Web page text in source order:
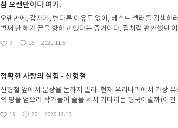
미 잃어버렸기에 더 갖고 싶은 것일까? 내가 외면해버린 불안, 고통, 우울, 슬픔을 부축하여 한발한발 내딛
는 시인 그래 내가 여기까지 온 것은 나의 겨드랑이를 거든 따뜻한 손들이 있었기 떄문일 수도 올해 봄, 최
고의 시집 - 조온윤 햇볕 쬐기 - 중심잡기 --- 매일 빠짐없이 햇볕 쬐기 근면하고 성실하기 버스에 승차할
로 인간을 위할 줄도 아는 것 혹은 자기희생 거기까지 가닿을 순 없더라도 --------- 눈을 떠보니 곁에는
참 오랜만이다 여기.
오랜만에, 갑자기, 별다른 이유도 없이, 베스트 셀러를 검색
벌써 한 해가 끝을 향하고 있다는 증거이다. 집처럼 편안했던 이 곳을 멀리 한 지 너무 오래되었다. 여전히 같은 일을 하면서 날
을 보내고 있지만, 가장 중요했던 일상을 잃어버렸다. 벌써 가을이다. 아니 가을이 한창이다. 또는 깊어가는 가을이다. 나뭇잎
을 보면 아름답다. 인간이 만들어낼 수 없는 아름다움이랄까.
지 걷히지 않았는데 어느새인가 걷혔다. 안개처럼 막막한 날
참 단순하다. 막막한 날을 살고 있는 많은 사람들에게 가능성을 보여주지는 못하더라도 위로를 줄 수 있는 사람이 많아졌으
면 좋겠다. 타인의 고통을 외면하지 않고 같이 아파하는 공감
치, 사회, 문화가 있었으면, 되었으면 좋겠다. 어차피 그건 사
좋
9
댓
16
작
2021.11.5
정확한 사랑의 실험 - 신형철
신형철 앞에서 문장을 논하지 말라. 현재 우리나라에서 가장
의 평을 얻으려 작가들이 줄을 서서 기다리는 형국이랄까(이
거나 추천하는 시집은 꼭 사는 편인데 그렇게 샀던 시집이 실
을 좋아하고 영화 보기를 좋아하는데 문학평론가 신형철이
좋
19
댓
20
작
2020.12.10